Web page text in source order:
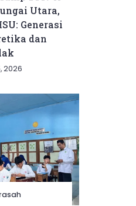
Utara,
Generasi
dan
2026